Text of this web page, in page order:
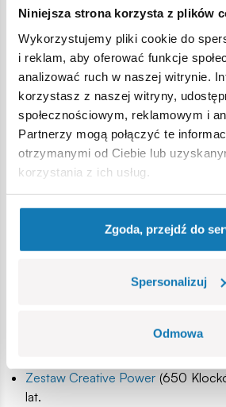
Niniejsza strona korzysta z plików
Wykorzystujemy pliki cookie do
i reklam, aby oferować funkcje
analizować ruch w naszej witrynie.
korzystasz z naszej witryny,
społecznościowym, reklamowym i
Partnerzy mogą połączyć te
otrzymanymi od Ciebie lub
korzystania z ich usług.
Zgoda, przejdź do
Spersonalizuj
Odmowa
Klocki konstrukcyjne
– od jakiego wieku?
Pierwszeklocki konstrukcyjne
miesięcznemu maluchowi. Trzeba
które będą dla niego bezpieczne
podarować dziecku klocków zbyt
do ułożenia. Małe mogą zostać
spowodować frustrację i zniechęcić
zabawy. Na każdym zestawie
zaznaczony wiek dziecka, dla
klocki. Wraz z rosnącym wiekiem
elementów i są bardziej
Samochód Ratunkowy Marshalla
Zestaw Creative Power (650
lat.